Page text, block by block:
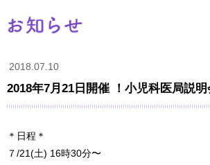
2018.07.10
2018年7月21日開催 ！小児科医局説明
＊日程＊
７/21(土) 16時30分〜